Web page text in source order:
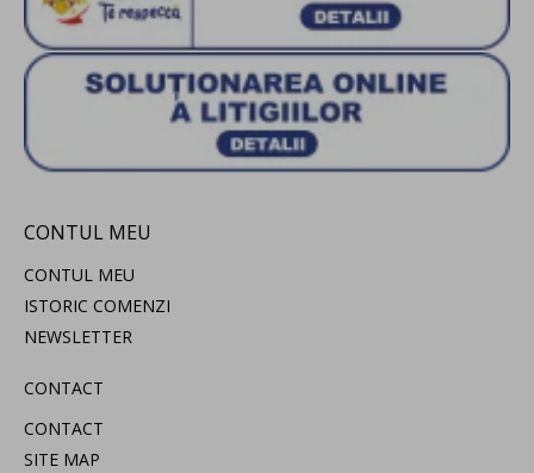
CONTUL MEU
CONTUL MEU
ISTORIC COMENZI
NEWSLETTER
CONTACT
CONTACT
SITE MAP